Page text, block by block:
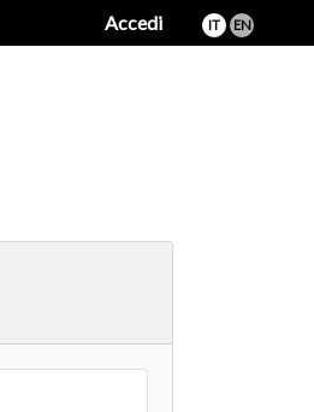
Accedi IT EN